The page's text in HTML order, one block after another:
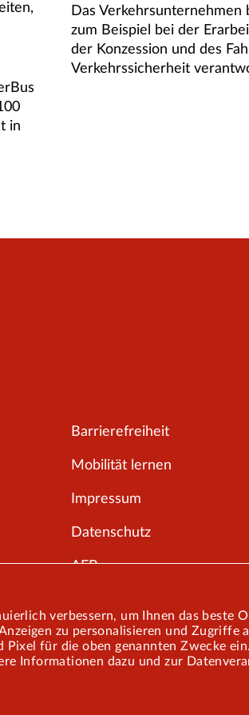
in
Das
zum Beispiel bei der
der Konzession und des
Verkehrssicherheit
verbessern, um Ihnen das beste
zu personalisieren und Zugriffe
für die oben genannten Zwecke
Informationen dazu und zur
Barrierefreiheit
Mobilität lernen
Impressum
Datenschutz
AEB